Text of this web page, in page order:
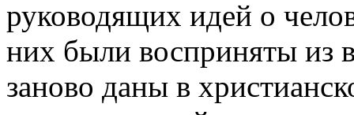
руководящих идей о
них были восприняты из
заново даны в